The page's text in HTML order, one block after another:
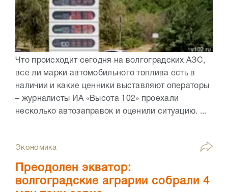
Что происходит сегодня на волгоградских АЗС,
все ли марки автомобильного топлива есть в
наличии и какие ценники выставляют операторы
– журналисты ИА «Высота 102» проехали
несколько автозаправок и оценили ситуацию. ...
Экономика
Преодолен экватор:
волгоградские аграрии собрали 4